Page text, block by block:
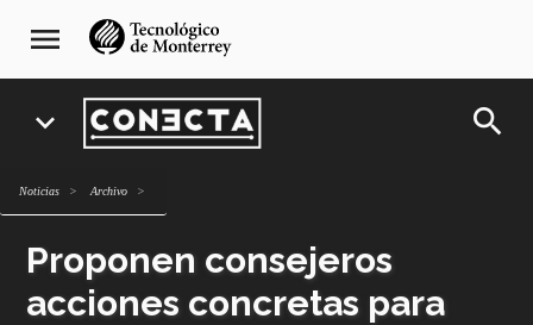
navegación
principal
menu
expand_more search
Noticias archivo
Proponen consejeros
acciones concretas para